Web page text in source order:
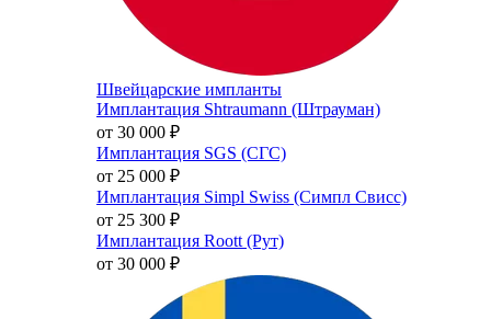
Швейцарские импланты
Имплантация Shtraumann (Штрауман)
от 30 000 ₽
Имплантация SGS (СГС)
от 25 000 ₽
Имплантация Simpl Swiss (Симпл Свисс)
от 25 300 ₽
Имплантация Roott (Рут)
от 30 000 ₽